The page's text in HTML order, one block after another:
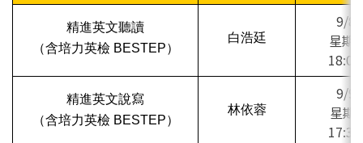
精進英文聽讀
（含培力英檢BESTEP）
白浩廷
9/8
星期
精進英文說寫
（含培力英檢BESTEP）
林依蓉
9/9
星期